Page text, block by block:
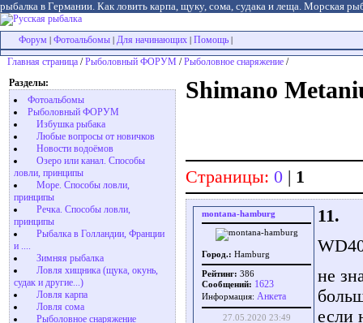
рыбалка в Германии. Как ловить карпа, щуку, сома, судака и леща. Морская
Форум Фотоальбомы Для начинающих Помощь
Главная страница /Рыболовный ФОРУМ /Рыболовное снаряжение /
Разделы:
Фотоальбомы
Рыболовный ФОРУМ
Избушка рыбака
Любые вопросы от новичков
Новости водоёмов
Озеро или канал. Способы
ловли, принципы
Море. Способы ловли,
принципы
Речка. Способы ловли,
принципы
Рыбалка в Голландии, Франции
и ....
Зимняя рыбалка
Ловля хищника (щука, окунь,
судак и другие...)
Ловля карпа
Ловля сома
Рыболовное снаряжение
Shimano
Страницы: 0 | 1
montana-hamburg
Город.: Hamburg
Рейтинг: 386
Сообщений: 1623
Информация: Aнкета
27.05.2020 23:49
11.
не
если